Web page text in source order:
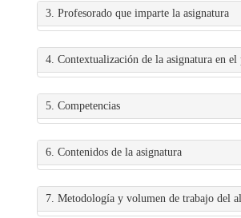
3. Profesorado que imparte la asignatura
4. Contextualización de la asignatura en el
5. Competencias
6. Contenidos de la asignatura
7. Metodología y volumen de trabajo del